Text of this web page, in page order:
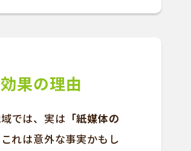
果の理由
では、実は 「紙媒体の
れは意外な事実かもし